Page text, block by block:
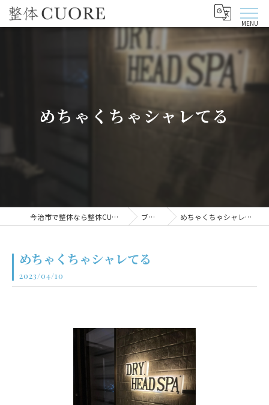
めちゃくちゃシャレてる
今治市で整体なら整体CUORE ブログ めちゃくちゃシャレてる
めちゃくちゃシャレてる
2023/04/10